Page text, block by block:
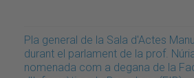
Pla general de la Sala d'Actes
durant el parlament de la prof.
nomenada com a degana de la